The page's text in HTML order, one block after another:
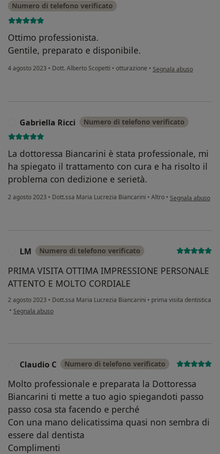
Numero di telefono verificato
Ottimo professionista.
Gentile, preparato e disponibile.
4 agosto 2023 • Dott. Alberto Scopetti • otturazione • secondo l'opinione
Segnala abuso
Gabriella Ricci Numero di telefono verificato
La dottoressa Biancarini è stata professionale, mi
ha spiegato il trattamento con cura e ha risolto il
problema con dedizione e serietà.
2 agosto 2023 • Dott.ssa Maria Lucrezia Biancarini • Altro • secondo
Segnala abuso
LM Numero di telefono verificato
PRIMA VISITA OTTIMA IMPRESSIONE PERSONALE
ATTENTO E MOLTO CORDIALE
2 agosto 2023 • Dott.ssa Maria Lucrezia Biancarini • prima visita dentistica
• secondo l'opinione dell'utente LM
Segnala abuso
Claudio C Numero di telefono verificato
Molto professionale e preparata la Dottoressa
Biancarini ti mette a tuo agio spiegandoti passo
passo cosa sta facendo e perché
Con una mano delicatissima quasi non sembra di
essere dal dentista
Complimenti